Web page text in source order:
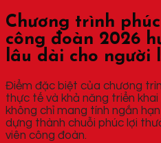
Chương trình
công đoàn 2026
lâu dài cho người
Điểm đặc biệt của chương
thực tế và khả năng triển
không chỉ mang tính ngắn
dựng thành chuỗi phúc lợi
viên công đoàn.